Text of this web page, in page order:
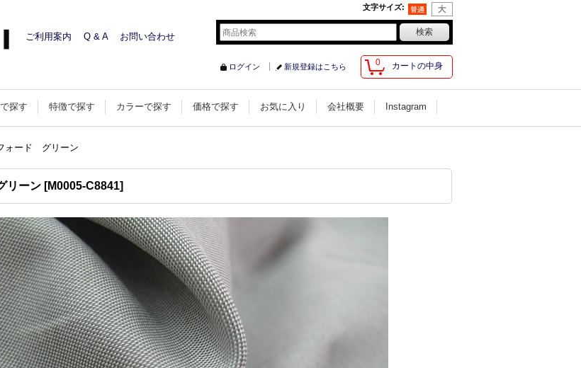
文字サイズ:
ご利用案内 Q & A お問い合わせ
0 カートの中身
ログイン 新規登録はこちら
探す 特徴で探す カラーで探す 価格で探す お気に入り 会社概要 Instagram
ォード グリーン
リーン [M0005-C8841]